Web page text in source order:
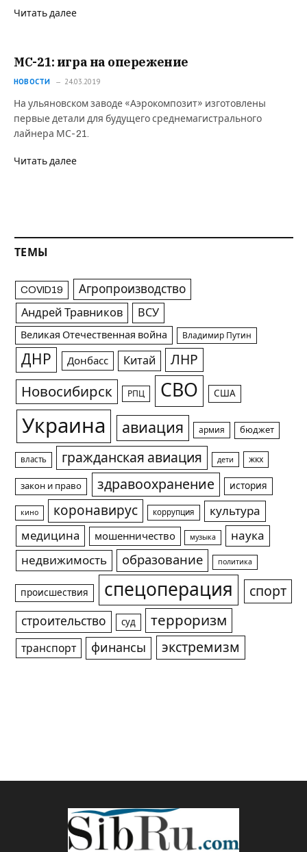
Читать далее
МС-21: игра на опережение
НОВОСТИ 24.03.2019
На ульяновском заводе «Аэрокомпозит» изготовлены
первые детали для будущего среднемагистрального
лайнера МС-21.
Читать далее
ТЕМЫ
COVID19 Агропроизводство
Андрей Травников ВСУ
Великая Отечественная война Владимир Путин
ДНР Донбасс Китай ЛНР
Новосибирск РПЦ СВО США
Украина авиация армия бюджет
власть гражданская авиация дети жкх
закон и право здравоохранение история
кино коронавирус коррупция
культура
медицина
мошенничество музыка
наука
недвижимость
образование политика
происшествия спецоперация спорт
строительство суд терроризм
транспорт финансы экстремизм